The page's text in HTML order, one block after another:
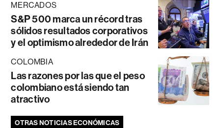
MERCADOS
S&P 500 marca un récord tras
sólidos resultados corporativos
y el optimismo alrededor de Irán
COLOMBIA
Las razones por las que el peso
colombiano está siendo tan
atractivo
OTRAS NOTICIAS ECONÓMICAS